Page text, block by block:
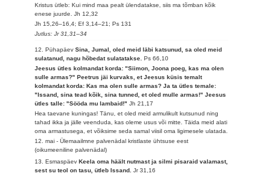
Kristus ütleb: Kui mind maa pealt ülendatakse, siis ma tõmban kõik
enese juurde.Jh 12,32
Jh 15,26–16,4; Ef 3,14–21; Ps 131
Jutlus: Jr 31,31–34
12. PühapäevSina, Jumal, oled meid läbi katsunud, sa oled meid
sulatanud, nagu hõbedat sulatatakse.Ps 66,10
Jeesus ütles kolmandat korda: "Siimon, Joona poeg, kas ma olen
sulle armas?" Peetrus jäi kurvaks, et Jeesus küsis temalt
kolmandat korda: Kas ma olen sulle armas? Ja ta ütles temale:
"Issand, sina tead kõik, sina tunned, et oled mulle armas!" Jeesus
ütles talle: "Sööda mu lambaid!"Jh 21,17
Hea taevane kuningas! Tänu, et oled meid armulikult kutsunud ning
tahad ikka ja jälle veenduda, kas oleme usus või mitte. Täida meid alati
oma armastusega, et võiksime seda samal viisil oma ligimesele ulatada.
12. mai - Ülemaailmne palvenädal kristlaste ühtsuse eest
(oikumeeniline palvenädal)
13. EsmaspäevKeela oma häält nutmast ja silmi pisaraid valamast,
sest su teol on tasu, ütleb Issand.Jr 31,16